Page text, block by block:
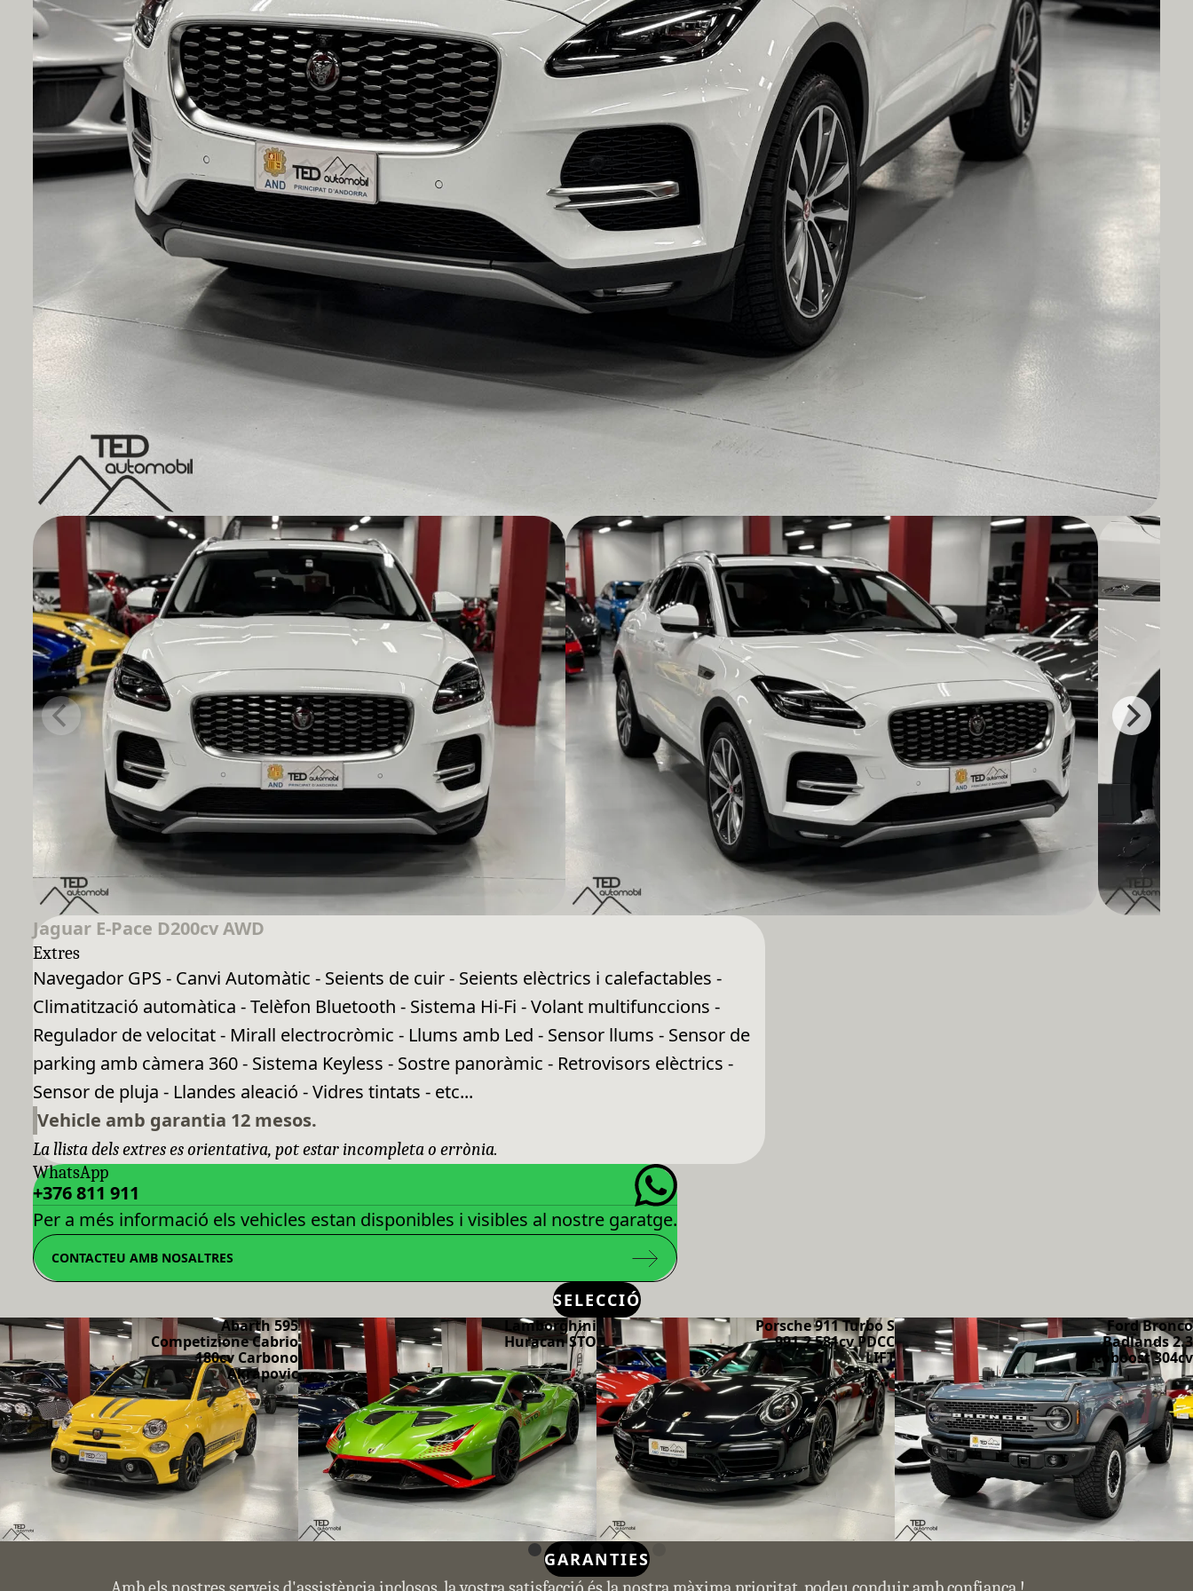
Jaguar E-Pace D200cv AWD
Extres
Navegador GPS - Canvi Automàtic - Seients de cuir - Seients elèctrics i calefactables -
Climatització automàtica - Telèfon Bluetooth - Sistema Hi-Fi - Volant multifunccions -
Regulador de velocitat - Mirall electrocròmic - Llums amb Led - Sensor llums - Sensor de
parking amb càmera 360 - Sistema Keyless - Sostre panoràmic - Retrovisors elèctrics -
Sensor de pluja - Llandes aleació - Vidres tintats - etc...
Vehicle amb garantia 12 mesos.
La llista dels extres es orientativa, pot estar incompleta o errònia.
WhatsApp
+376 811 911
Per a més informació els vehicles estan disponibles i visibles al nostre garatge.
CONTACTEU AMB NOSALTRES
SELECCIÓ
Abarth 595
Competizione Cabrio
180cv Carbono
Akrapovic
Lamborghini
Huracan STO
Porsche 911 Turbo S
991.2 581cv PDCC
LIFT
Ford Bronco
Badlands 2.3
Ecoboost 304cv
GARANTIES